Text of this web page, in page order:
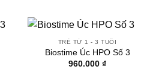
TRẺ TỪ 1 - 3 TUỔI
Biostime Úc HPO Số 3
960.000 ₫